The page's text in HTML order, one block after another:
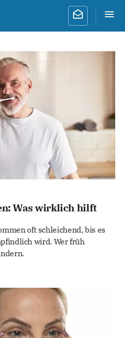
Was wirklich hilft
oft schleichend, bis es
wird. Wer früh